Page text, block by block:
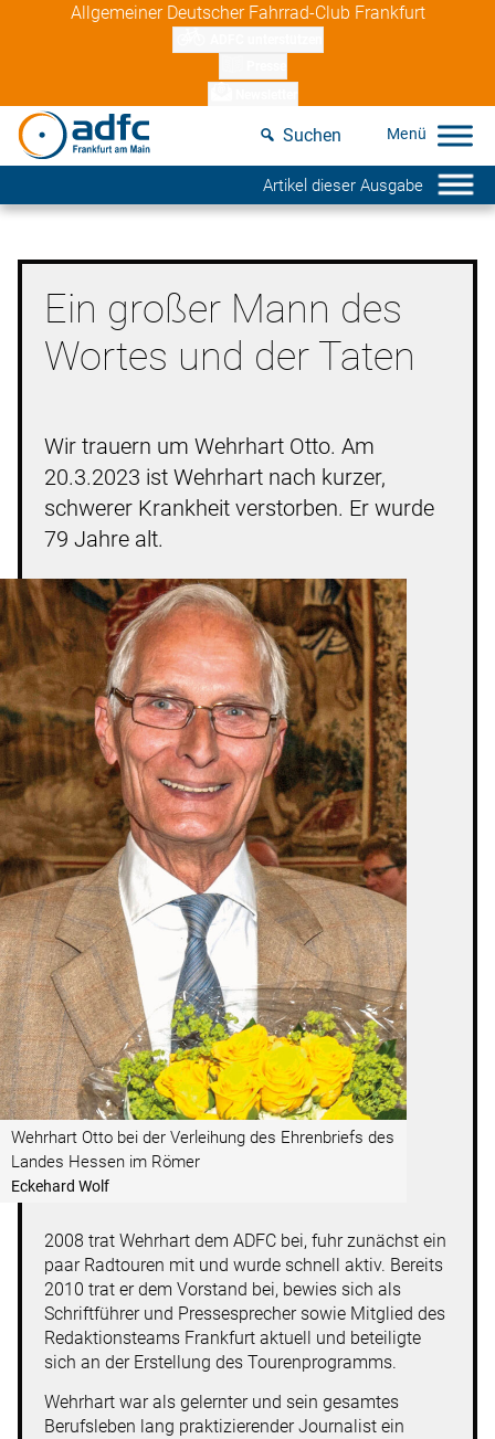
Allgemeiner Deutscher Fahrrad-Club Frankfurt
Suchen
Artikel dieser Ausgabe
Ein großer Mann des
Wortes und der Taten
Wir trauern um Wehrhart Otto. Am
20.3.2023 ist Wehrhart nach kurzer,
schwerer Krankheit verstorben. Er wurde
79 Jahre alt.
Wehrhart Otto bei der Verleihung des Ehrenbriefs des
Landes Hessen im Römer
Eckehard Wolf
2008 trat Wehrhart dem ADFC bei, fuhr zunächst ein
paar Radtouren mit und wurde schnell aktiv. Bereits
2010 trat er dem Vorstand bei, bewies sich als
Schriftführer und Pressesprecher sowie Mitglied des
Redaktionsteams Frankfurt aktuell und beteiligte
sich an der Erstellung des Tourenprogramms.
Wehrhart war als gelernter und sein gesamtes
Berufsleben lang praktizierender Journalist ein